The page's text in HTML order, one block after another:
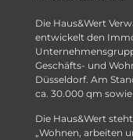
Die Haus&Wert
entwickelt den
Geschäfts- und
Düsseldorf. Am
ca. 30.000 qm
Die Haus&Wert
„Wohnen, arbeiten